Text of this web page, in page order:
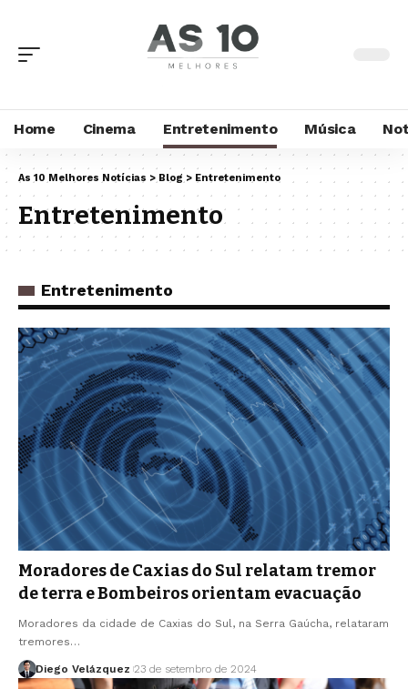
Home Cinema Entretenimento Música
As 10 Melhores Notícias > Blog > Entretenimento
Entretenimento
Entretenimento
Moradores de Caxias do Sul relatam tremor
de terra e Bombeiros orientam evacuação
Moradores da cidade de Caxias do Sul, na Serra Gaúcha, relataram
tremores…
Diego Velázquez 23 de setembro de 2024